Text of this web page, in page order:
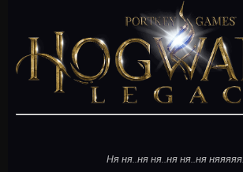
Ня ня..ня ня..ня ня..ня няяяяя..